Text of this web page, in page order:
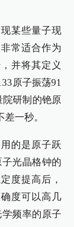
某些量子现
常适合作为
并将其定义
原子振荡91
院研制的铯原
一秒。
的是原子跃
光晶格钟的
度提高后，
度可以高几
频率的原子